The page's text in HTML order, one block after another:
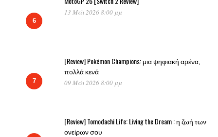
6
13 Μάι 2026 8:00 μμ
7
[Review] Pokémon Champions: μια ψηφιακή αρένα,
πολλά κενά
09 Μάι 2026 8:00 μμ
[Review] Tomodachi Life: Living the Dream : η ζωή των
ονείρων σου